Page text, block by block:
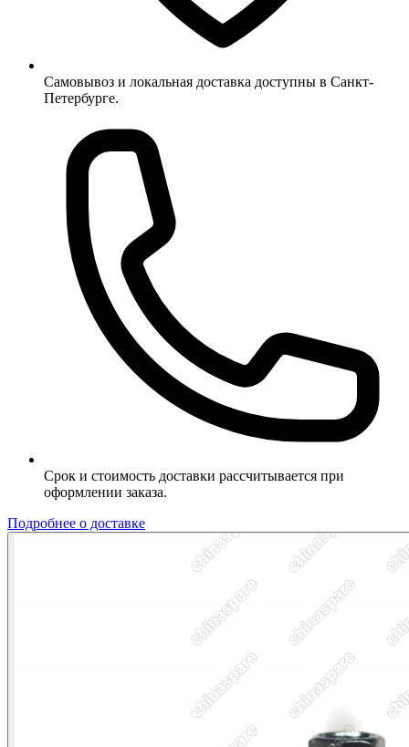
Самовывоз и локальная доставка доступны в Санкт-
Петербурге.
Срок и стоимость доставки рассчитывается при
оформлении заказа.
Подробнее о доставке